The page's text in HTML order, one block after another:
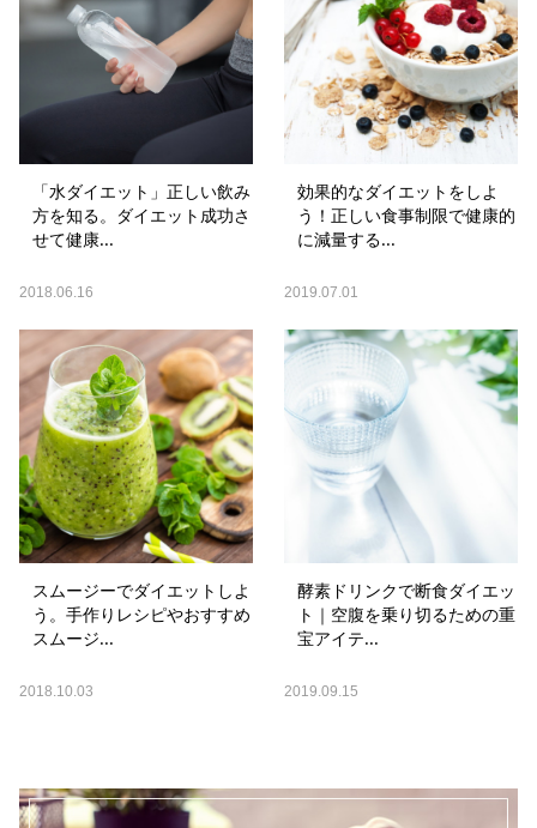
「水ダイエット」正しい飲み
方を知る。ダイエット成功さ
せて健康...
2018.06.16
効果的なダイエットをしよ
う！正しい食事制限で健康的
に減量する...
2019.07.01
スムージーでダイエットしよ
う。手作りレシピやおすすめ
スムージ...
2018.10.03
酵素ドリンクで断食ダイエッ
ト｜空腹を乗り切るための重
宝アイテ...
2019.09.15